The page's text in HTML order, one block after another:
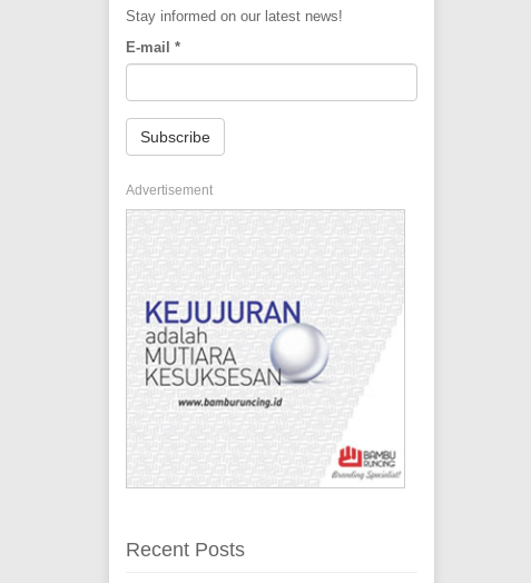
Stay informed on our latest news!
E-mail *
Subscribe
Advertisement
Recent Posts